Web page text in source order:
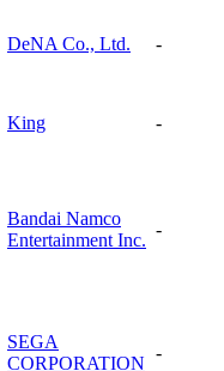
DeNA Co., Ltd. -
King -
Bandai Namco
Entertainment Inc.
-
SEGA
CORPORATION
-